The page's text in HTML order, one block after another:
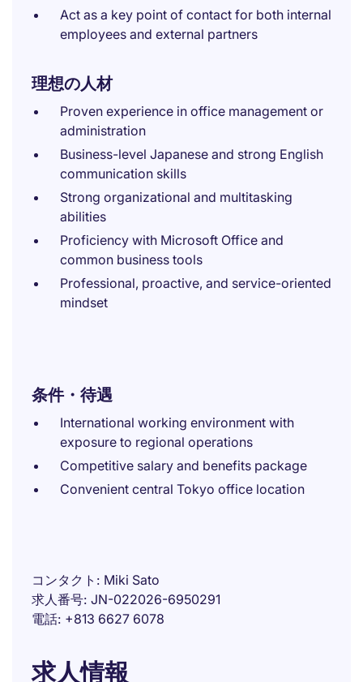
Act as a key point of contact for both internal
employees and external partners
理想の人材
Proven experience in office management or
administration
Business-level Japanese and strong English
communication skills
Strong organizational and multitasking
abilities
Proficiency with Microsoft Office and
common business tools
Professional, proactive, and service-oriented
mindset
条件・待遇
International working environment with
exposure to regional operations
Competitive salary and benefits package
Convenient central Tokyo office location
コンタクト
Miki Sato
求人番号 JN-022026-6950291
電話 +813 6627 6078
求人情報